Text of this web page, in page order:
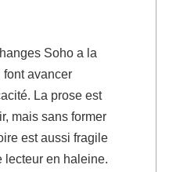
Soho a la
font avancer
La prose est
mais sans former
est aussi fragile
lecteur en haleine.